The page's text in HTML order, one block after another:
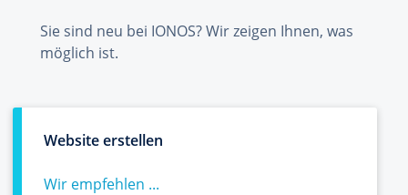
Sie sind neu bei IONOS? Wir zeigen Ihnen, was
möglich ist.
Website erstellen
Wir empfehlen ...